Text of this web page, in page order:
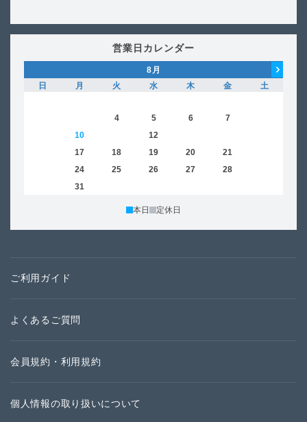
営業日カレンダー
8月
日
月 火 水 木 金
土
4 5 6 7
10 12
17 18 19 20 21
24 25 26 27 28
31
本日 定休日
ご利用ガイド
よくあるご質問
会員規約・利用規約
個人情報の取り扱いについて